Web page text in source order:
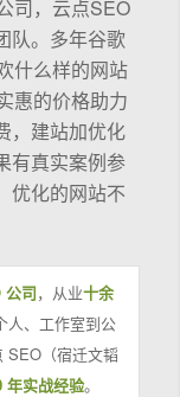
司，云点SEO
队。多年谷歌
什么样的网站
惠的价格助力
，建站加优化
有真实案例参
优化的网站不
公司，从业十余
人、工作室到公
SEO（宿迁文韬
年实战经验。